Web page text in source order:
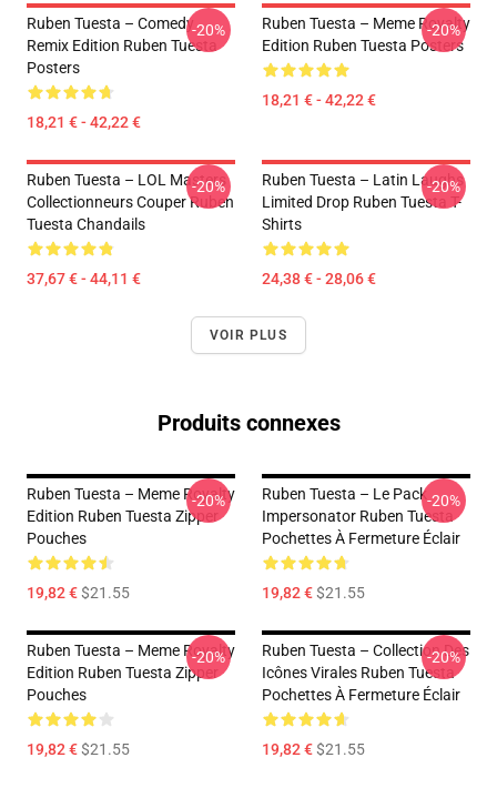
Ruben Tuesta – Comedy
Remix Edition Ruben Tuesta
Posters
18,21 € - 42,22 €
-20%
Ruben Tuesta – Meme Royalty
Edition Ruben Tuesta Posters
18,21 € - 42,22 €
-20%
Ruben Tuesta – LOL Masters
Collectionneurs Couper Ruben
Tuesta Chandails
37,67 € - 44,11 €
-20%
Ruben Tuesta – Latin Laughs
Limited Drop Ruben Tuesta T-
Shirts
24,38 € - 28,06 €
-20%
VOIR PLUS
Produits connexes
Ruben Tuesta – Meme Royalty
Edition Ruben Tuesta Zipper
Pouches
19,82 €$21.55
-20%
Ruben Tuesta – Le Pack
Impersonator Ruben Tuesta
Pochettes À Fermeture Éclair
19,82 €$21.55
-20%
Ruben Tuesta – Meme Royalty
Edition Ruben Tuesta Zipper
Pouches
19,82 €$21.55
-20%
Ruben Tuesta – Collection Des
Icônes Virales Ruben Tuesta
Pochettes À Fermeture Éclair
19,82 €$21.55
-20%